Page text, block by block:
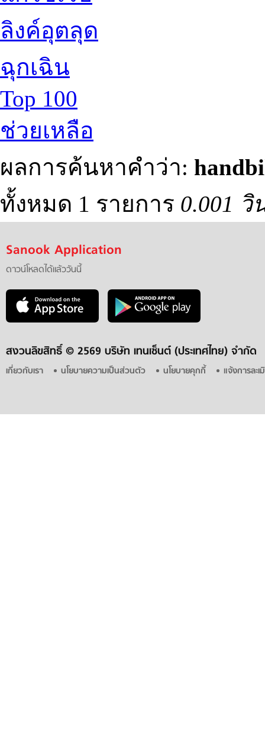
ลิงค์อุตลุด
ฉุกเฉิน
Top 100
ช่วยเหลือ
ผลการค้นหาคำว่า:
ทั้งหมด 1 รายการ 0.001 วิ
Sanook Application
ดาวน์โหลดได้แล้ววันนี้
สงวนลิขสิทธิ์ © 2569 บริษัท เทนเซ็นต์ (ประเทศไทย) จำกัด
เกี่ยวกับเรา นโยบายความเป็นส่วนตัว นโยบายคุกกี้ แจ้งการละ